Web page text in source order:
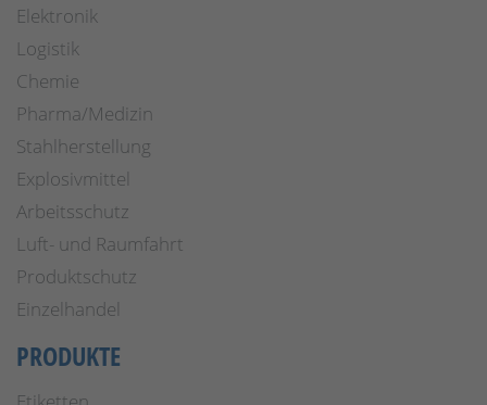
Elektronik
Logistik
Chemie
Pharma/Medizin
Stahlherstellung
Explosivmittel
Arbeitsschutz
Luft- und Raumfahrt
Produktschutz
Einzelhandel
PRODUKTE